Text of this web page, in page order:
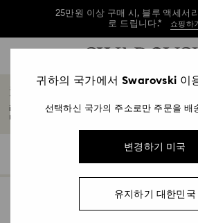
25만원 이상 구매 시, 블루 액세서
로 드립니다.*
쇼핑하기
25만원 이상 구매 시, 블루 액세서
25만원 이상 구매 시, 블루 액세서
0 - Header
iPhone® 16 폰 케이스 및 커버
iPhone® 16에 딱 맞는 우아한 크리스털 장식의 케이스
디자인과 완벽한 기기 보호 모두를 제공합니다.
귀하의 국가에서 Swarovski 이
선택하신 국가의 주소로만 주문을 배
변경하기 미국
유지하기 대한민국